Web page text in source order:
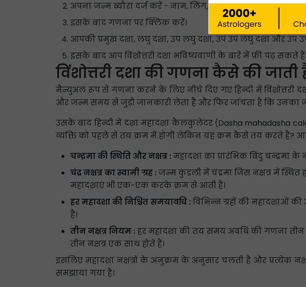
अपना जन्म ब्यौरा दर्ज करें - नाम, लिंग, जन्म तिथि, जन्म समय और
इसके बाद गणना पर क्लिक करें।
आपकी प्रमुख दशा, लघु दशा, उप लघु दशा, उप उप लघु दशा और उप
इसके बाद आप विंशोत्तरी दशा भविष्यवाणी के बारे में फ्री पढ़
विंशोत्तरी दशा की गणना कैसे की जाती
मैन्युअल रूप से गणना करने के लिए नीचे दिए गए हिन्दी में विंशोत्तरी
और जन्म समय से जुड़ी जानकारी लेता है और फिर जांचता है कि उनका
उसके बाद हिन्दी में दशा महादशा कैलकुलेटर (Dasha mahadasha
व्यक्ति को पहले से तय क्रम में होगी लेकिन यह क्रम कैसे तय करते हैं?
चन्द्रमा की स्थिति और नक्षत्र : महादशा का प्रारंभिक बिंदु चन्द्रमा
चंद्र नक्षत्र का स्वामी ग्रह : जन्म कुंडली में चंद्रमा जिस नक्षत्र में स्थित
महादशाएं भी एक-एक करके क्रम से आती हैं।
हर महादशा की निश्चित समयावधि : विभिन्न ग्रहों की महादशाओं
है।
तीन नक्षत्र नियम : हर महादशा की तय समय अवधि की गणना तीन
तीन नक्षत्र एक साथ होते हैं।
इसलिए महादशा नक्षत्रों के अनुक्रम के अनुसार चलती है और प्रत्येक
समझाया गया है।